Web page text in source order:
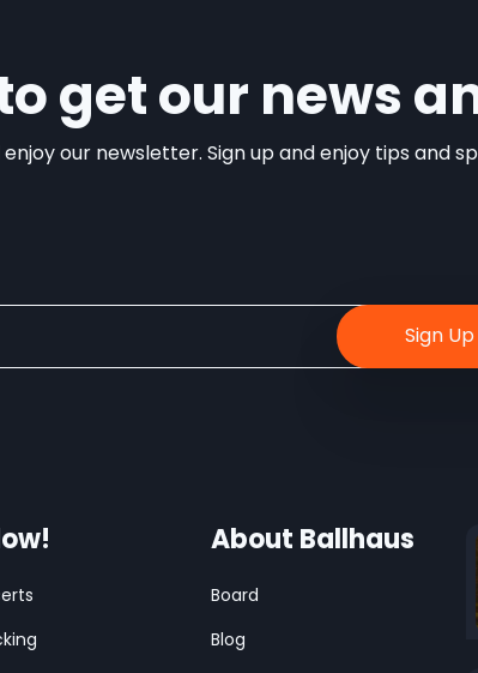
get our news
our newsletter. Sign up and enjoy tips and
About Ballhaus
Board
Blog